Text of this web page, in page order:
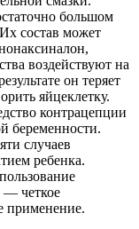
большом
состав может
воздействуют на
он теряет
яйцеклетку.
контрацепции
беременности.
случаев
ребенка.
— четкое
применение.